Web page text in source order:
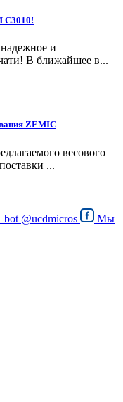
C3010!
и
В ближайшее в...
ZEMIC
весового
...
@ucdmicros
Мы